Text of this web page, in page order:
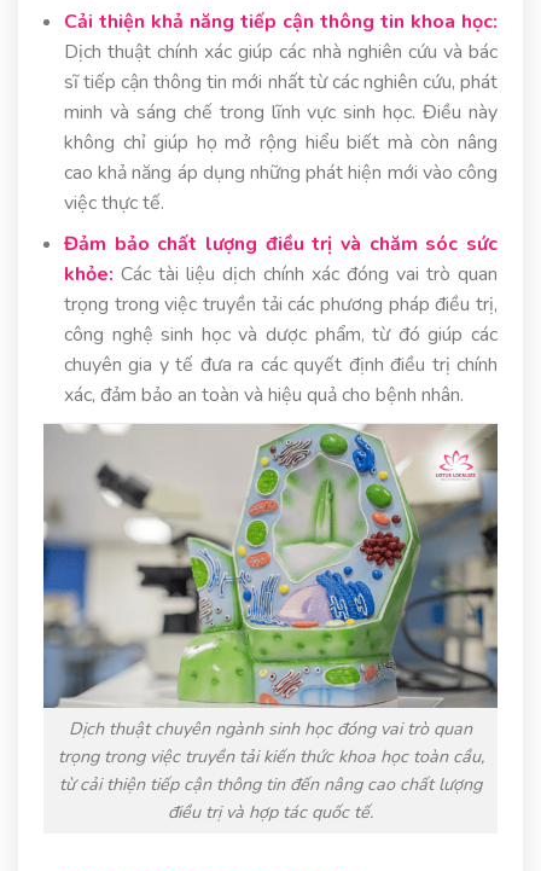
Cải thiện khả năng tiếp cận thông tin khoa học:
Dịch thuật chính xác giúp các nhà nghiên cứu và bác
sĩ tiếp cận thông tin mới nhất từ các nghiên cứu, phát
minh và sáng chế trong lĩnh vực sinh học. Điều này
không chỉ giúp họ mở rộng hiểu biết mà còn nâng
cao khả năng áp dụng những phát hiện mới vào công
việc thực tế.
Đảm bảo chất lượng điều trị và chăm sóc sức
khỏe: Các tài liệu dịch chính xác đóng vai trò quan
trọng trong việc truyền tải các phương pháp điều trị,
công nghệ sinh học và dược phẩm, từ đó giúp các
chuyên gia y tế đưa ra các quyết định điều trị chính
xác, đảm bảo an toàn và hiệu quả cho bệnh nhân.
Dịch thuật chuyên ngành sinh học đóng vai trò quan
trọng trong việc truyền tải kiến thức khoa học toàn cầu,
từ cải thiện tiếp cận thông tin đến nâng cao chất lượng
điều trị và hợp tác quốc tế.